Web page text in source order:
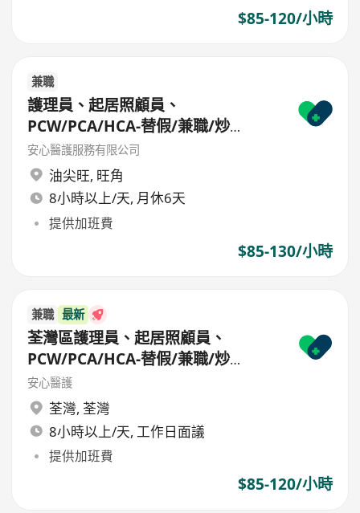
$85-120/小時
兼職
護理員、起居照顧員、
PCW/PCA/HCA-替假/兼職/炒
散/freelance/parttime
安心醫護服務有限公司
油尖旺, 旺角
8小時以上/天, 月休6天
提供加班費
$85-130/小時
兼職 最新
荃灣區護理員、起居照顧員、
PCW/PCA/HCA-替假/兼職/炒
散/freelance/parttime
安心醫護
荃灣, 荃灣
8小時以上/天, 工作日面議
提供加班費
$85-120/小時